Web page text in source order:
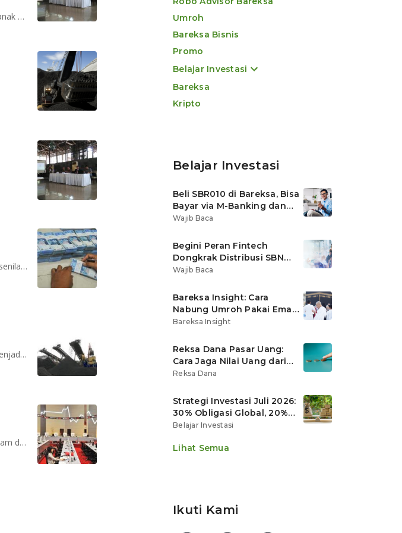
Selain telah bayar ALF dan denda, perseroan juga siap menjalankan bisnis melalui dua anak usaha
Perseroan akan menggunakan dana tersebut untuk mengakuisisi RITS Venture Limited senilai Rp 4,6 triliun.
SIAP akan mengubah bidang usaha utama (core business) dari produsen non-woven menjadi perusahaan tambang batubara
Untuk melaksanakan aksi korporasi itu, SIAP akan meminta persetujuan pemegang saham dalam RUPST dan RUPSLB
Umroh
Bareksa Bisnis
Promo
Belajar Investasi
Bareksa
Kripto
Belajar Investasi
Beli SBR010 di Bareksa, Bisa
Bayar via M-Banking dan
OVO di Tokopedia
Wajib Baca
Begini Peran Fintech
Dongkrak Distribusi SBN
Ritel
Wajib Baca
Bareksa Insight: Cara
Nabung Umroh Pakai Emas
Digital agar Nilainya
Bareksa Insight
Reksa Dana Pasar Uang:
Cara Jaga Nilai Uang dari
Gerusan Inflasi
Reksa Dana
Strategi Investasi Juli 2026:
30% Obligasi Global, 20%
Emas, Saham Ekspor Jadi
Belajar Investasi
Lihat Semua
Ikuti Kami